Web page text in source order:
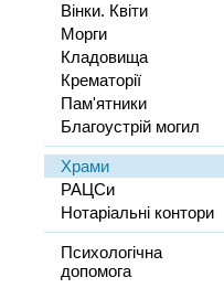
Вінки. Квіти
Морги
Кладовища
Крематорії
Пам'ятники
Благоустрій могил
Храми
РАЦСи
Нотаріальні контори
Психологічна
допомога